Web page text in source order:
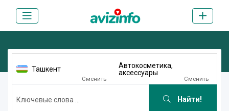
Ташкент
Сменить
Автокосметика,
аксессуары
Сменить
Найти!